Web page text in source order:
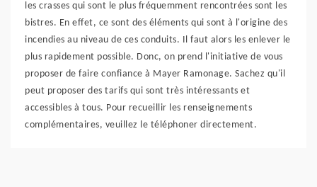
les crasses qui sont le plus fréquemment rencontrées sont les
bistres. En effet, ce sont des éléments qui sont à l'origine des
incendies au niveau de ces conduits. Il faut alors les enlever le
plus rapidement possible. Donc, on prend l'initiative de vous
proposer de faire confiance à Mayer Ramonage. Sachez qu'il
peut proposer des tarifs qui sont très intéressants et
accessibles à tous. Pour recueillir les renseignements
complémentaires, veuillez le téléphoner directement.